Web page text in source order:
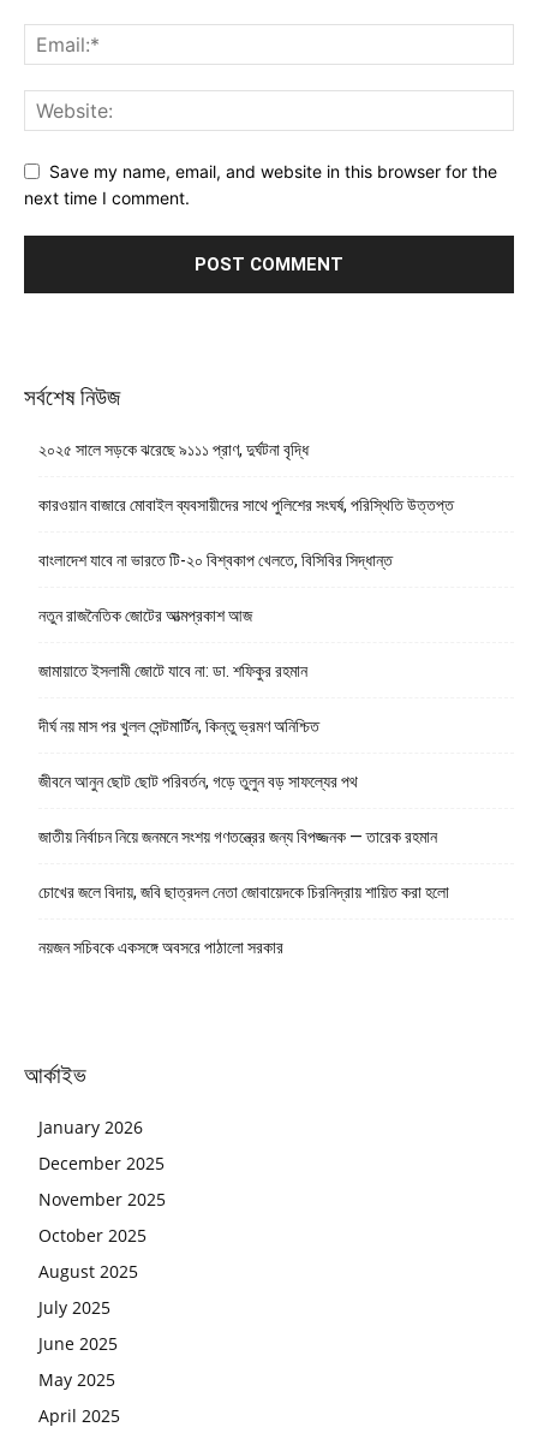
Save my name, email, and website in this browser for the
next time I comment.
সর্বশেষ নিউজ
২০২৫ সালে সড়কে ঝরেছে ৯১১১ প্রাণ, দুর্ঘটনা বৃদ্ধি
কারওয়ান বাজারে মোবাইল ব্যবসায়ীদের সাথে পুলিশের সংঘর্ষ, পরিস্থিতি উত্তপ্ত
বাংলাদেশ যাবে না ভারতে টি-২০ বিশ্বকাপ খেলতে, বিসিবির সিদ্ধান্ত
নতুন রাজনৈতিক জোটের আত্মপ্রকাশ আজ
জামায়াতে ইসলামী জোটে যাবে না: ডা. শফিকুর রহমান
দীর্ঘ নয় মাস পর খুলল সেন্টমার্টিন, কিন্তু ভ্রমণ অনিশ্চিত
জীবনে আনুন ছোট ছোট পরিবর্তন, গড়ে তুলুন বড় সাফল্যের পথ
জাতীয় নির্বাচন নিয়ে জনমনে সংশয় গণতন্ত্রের জন্য বিপজ্জনক — তারেক রহমান
চোখের জলে বিদায়, জবি ছাত্রদল নেতা জোবায়েদকে চিরনিদ্রায় শায়িত করা হলো
নয়জন সচিবকে একসঙ্গে অবসরে পাঠালো সরকার
আর্কাইভ
January 2026
December 2025
November 2025
October 2025
August 2025
July 2025
June 2025
May 2025
April 2025